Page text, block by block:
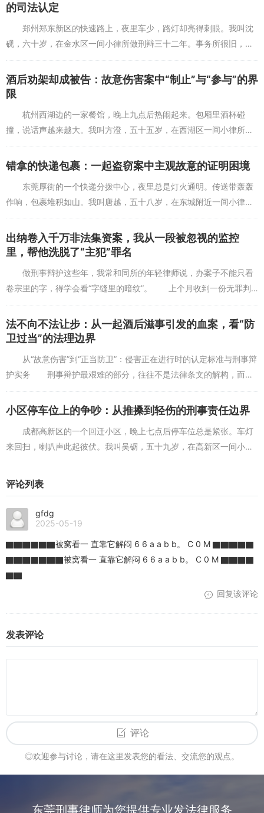
的司法认定
郑州郑东新区的快速路上，夜里车少，路灯却亮得刺眼。我叫沈
砚，六十岁，在金水区一间小律所做刑辩三十二年。事务所很旧，窗
台上常年放着一只行车记录仪的支架，是以前一个当事人留下的，说
是“关键时刻别忘了留...
酒后劝架却成被告：故意伤害案中“制止”与“参与”的界
限
杭州西湖边的一家餐馆，晚上九点后热闹起来。包厢里酒杯碰
撞，说话声越来越大。我叫方澄，五十五岁，在西湖区一间小律所做
刑辩二十七年。事务所很普通，窗台上常年放着一只旧打火机，是以
前一个当事人留下的，说...
错拿的快递包裹：一起盗窃案中主观故意的证明困境
东莞厚街的一个快递分拨中心，夜里总是灯火通明。传送带轰轰
作响，包裹堆积如山。我叫唐越，五十八岁，在东城附近一间小律所
做刑辩三十年。事务所很简单，窗台上常年放着一只旧快递袋，是以
前一个当事人留下的，...
出纳卷入千万非法集资案，我从一段被忽视的监控
里，帮他洗脱了“主犯”罪名
做刑事辩护这些年，我常和同所的年轻律师说，办案子不能只看
卷宗里的字，得学会看“字缝里的暗纹”。 上个月收到一份无罪判
决书。拿到判决的那一刻，我坐在办公室抽了半包烟，脑子里闪过的
一直是半年前看现场...
法不向不法让步：从一起酒后滋事引发的血案，看“防
卫过当”的法理边界
从“故意伤害”到“正当防卫”：侵害正在进行时的认定标准与刑事辩
护实务 刑事辩护最艰难的部分，往往不是法律条文的解构，而是
将法官从冷冰冰的“事后诸葛亮”视角，拉回到案发当时那个惊心动魄
的现场。 ...
小区停车位上的争吵：从推搡到轻伤的刑事责任边界
成都高新区的一个回迁小区，晚上七点后停车位总是紧张。车灯
来回扫，喇叭声此起彼伏。我叫吴砺，五十九岁，在高新区一间小律
是以前一个当事人留下...
评论列表
gfdg
2025-05-19
▇▇▇▇▇▇被窝看一 直靠它解闷 6 6 a a b b。 C 0 M ▇▇▇▇▇
▇▇▇▇▇▇▇被窝看一 直靠它解闷 6 6 a a b b。 C 0 M ▇▇▇▇
▇▇
回复该评论
发表评论
评论
◎欢迎参与讨论，请在这里发表您的看法、交流您的观点。
东莞刑事律师为您提供专业发法律服务